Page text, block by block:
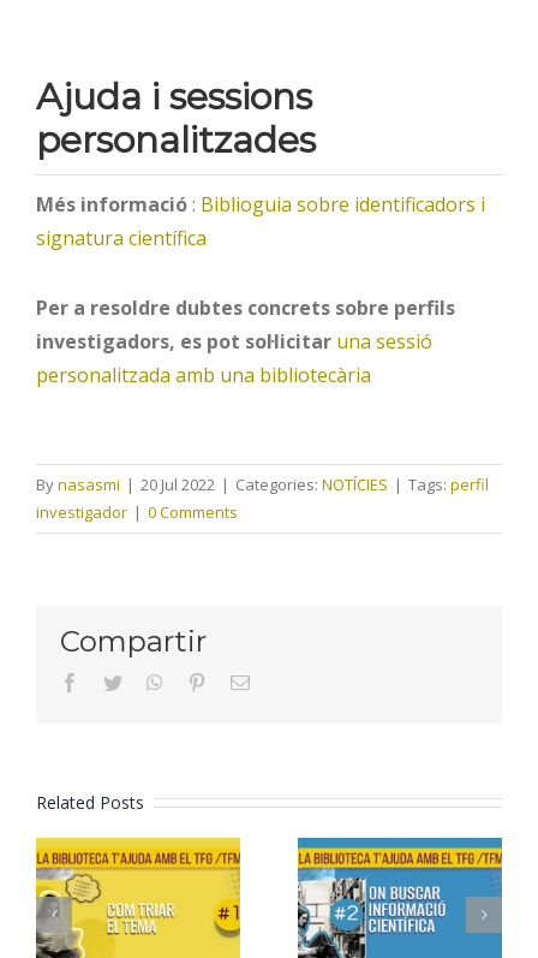
Ajuda i sessions
personalitzades
Més informació: Biblioguia sobre identificadors i
signatura científica
Per a resoldre dubtes concrets sobre perfils
investigadors, es pot sol·licitar una sessió
personalitzada amb una bibliotecària
Bynasasmi | 20 Jul 2022 | Categories: NOTÍCIES | Tags: perfil
investigador | 0 Comments
Compartir
facebooktwitter whatsapppinterestEmail
Related Posts
Formació
TFG/TFM –
1. Com triar
TFG/TFM –
2. On
cercar